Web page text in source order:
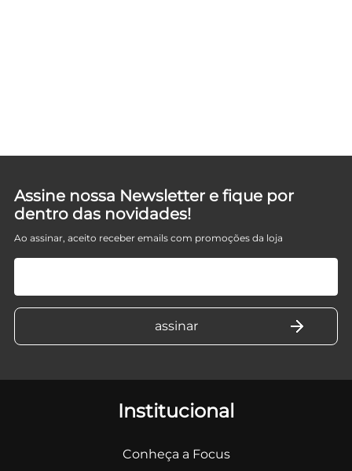
Assine nossa Newsletter e fique por
dentro das novidades!
Ao assinar, aceito receber emails com promoções da loja
Institucional
Conheça a Focus